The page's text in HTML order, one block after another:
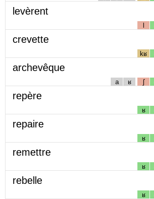
levèrent
l
crevette
kʁ
archevêque
a ʁ ʃ
repère
ʁ
repaire
ʁ
remettre
ʁ
rebelle
ʁ